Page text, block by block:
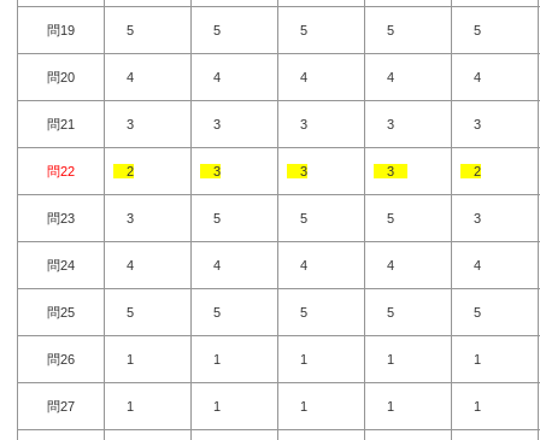
問19 5 5 5 5 5
問20 4 4 4 4 4
問21 3 3 3 3 3
問22 2 3 3 3 2
問23 3 5 5 5 3
問24 4 4 4 4 4
問25 5 5 5 5 5
問26 1 1 1 1 1
問27 1 1 1 1 1